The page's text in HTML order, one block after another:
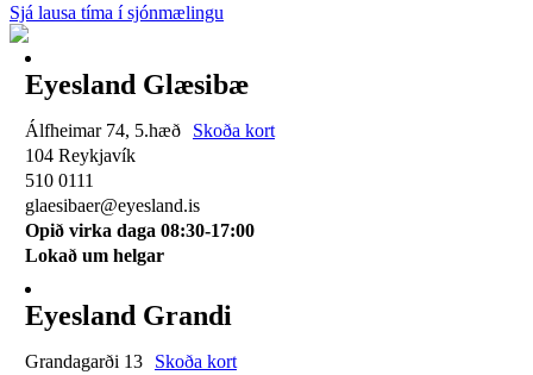
Sjá lausa tíma í sjónmælingu
Eyesland Glæsibæ
Álfheimar 74, 5.hæð
Skoða kort
104 Reykjavík
510 0111
glaesibaer@eyesland.is
Opið virka daga 08:30-17:00
Lokað um helgar
Eyesland Grandi
Grandagarði 13
Skoða kort